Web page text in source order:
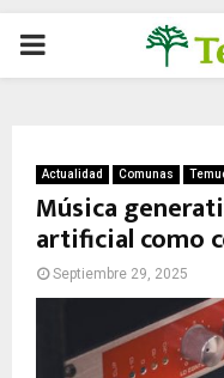
P
M
A
Actualidad Comunas
Música
artificial como
Septiembre 29, 2025